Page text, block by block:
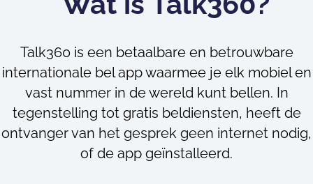
Talk360 is een betaalbare en betrouwbare
internationale bel app waarmee je elk mobiel en
vast nummer in de wereld kunt bellen. In
tegenstelling tot gratis beldiensten, heeft de
ontvanger van het gesprek geen internet nodig,
of de app geïnstalleerd.